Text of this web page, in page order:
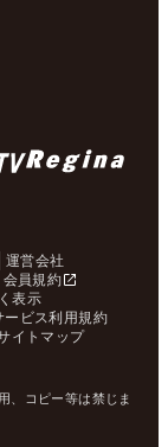
運営会社
会員規約
表示
ービス利用規約
イトマップ
、コピー等は禁じま